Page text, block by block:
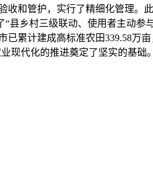
和管护，实行了精细化管理。
县乡村三级联动、使用者主动参
累计建成高标准农田339.58万
现代化的推进奠定了坚实的基础。